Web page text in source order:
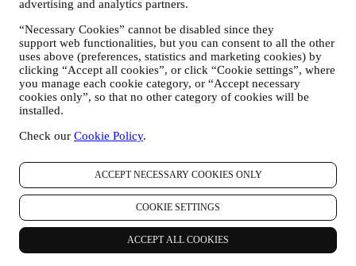
advertising and analytics partners.
“Necessary Cookies” cannot be disabled since they
support web functionalities, but you can consent to all the other
uses above (preferences, statistics and marketing cookies) by
clicking “Accept all cookies”, or click “Cookie settings”, where
you manage each cookie category, or “Accept necessary
cookies only”, so that no other category of cookies will be
installed.
Check our Cookie Policy.
ACCEPT NECESSARY COOKIES ONLY
COOKIE SETTINGS
ACCEPT ALL COOKIES
grupo, y afiliados y socios locales, también dependiendo de
sus preferencias. Nos comunicaremos con usted por correo
electrónico, SMS o redes sociales, pero también mediante
medios automatizados. Dichas comunicaciones se
relacionarán con los productos de Le Creuset o con las nuevas
aperturas de tiendas, eventos exclusivos, concursos,
encuestas, demostraciones organizadas por Le Creuset u
ofertas especiales que le puedan gustar. Estas comunicaciones
pueden seleccionarse o adaptarse para usted en función de los
detalles que tenemos sobre usted, como su ubicación o su
historial de compras, o las preferencias de nuestros productos.
Usaremos sus datos para comprender mejor sus intereses. Esto
nos permite personalizar nuestras comunicaciones para
hacerlas más relevantes e interesantes. No será utilizada para
otros efectos. También recopilamos estadísticas sobre la
apertura de correo electrónico y clics utilizando tecnologías